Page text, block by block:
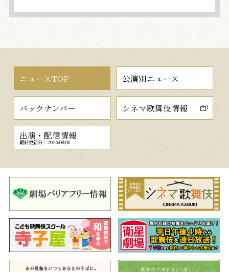
ニュースTOP 公演別ニュース
バックナンバー シネマ歌舞伎情報
出演・配信情報
最終更新日：2026/08/06